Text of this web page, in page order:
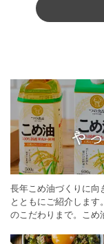
長年こめ油づくりに向
とともにご紹介しま
のこだわりまで。こめ